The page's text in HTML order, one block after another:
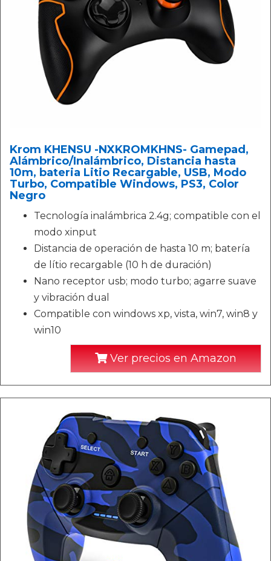
Krom KHENSU -NXKROMKHNS- Gamepad,
Alámbrico/Inalámbrico, Distancia hasta
10m, bateria Litio Recargable, USB, Modo
Turbo, Compatible Windows, PS3, Color
Negro
Tecnología inalámbrica 2.4g; compatible con el
modo xinput
Distancia de operación de hasta 10 m; batería
de lítio recargable (10 h de duración)
Nano receptor usb; modo turbo; agarre suave
y vibración dual
Compatible con windows xp, vista, win7, win8 y
win10
Ver precios en Amazon